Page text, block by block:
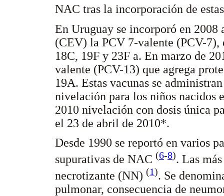
NAC tras la incorporación de
En Uruguay se incorporó en
(CEV) la PCV 7-valente (PCV-
18C, 19F y 23F a. En marzo de
valente (PCV-13) que agrega
19A. Estas vacunas se
nivelación para los niños nacidos
2010 nivelación con dosis única
el 23 de abril de 2010*.
Desde 1990 se reportó en varios
supurativas de NAC (6-8). Las
necrotizante (NN) (1). Se
pulmonar, consecuencia de